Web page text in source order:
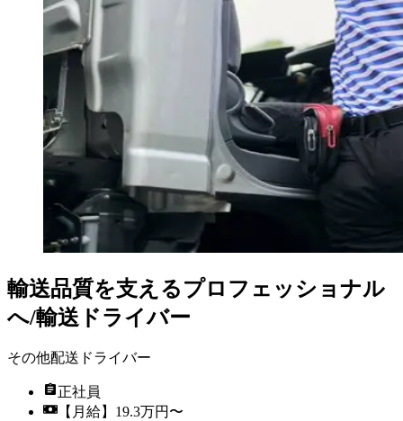
輸送品質を支えるプロフェッショナル
へ/輸送ドライバー
その他配送ドライバー
正社員
【月給】19.3万円〜